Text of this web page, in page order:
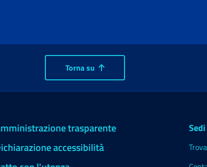
Torna su
trasparente
accessibilità